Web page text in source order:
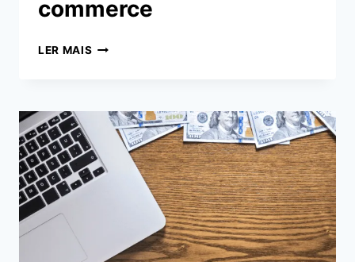
commerce
LER MAIS COMO
EVITAR
PREJUÍZOS
EM
SEU
E-
COMMERCE